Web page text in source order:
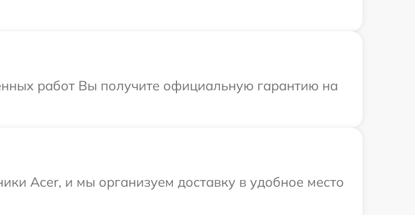
работ Вы получите официальную гарантию на
Acer, и мы организуем доставку в удобное место